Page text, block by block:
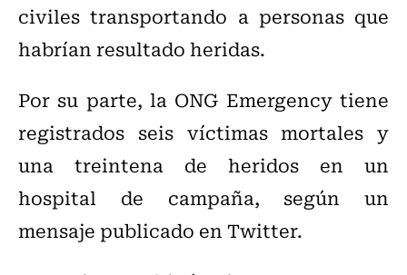
civiles transportando a personas que
habrían resultado heridas.
Por su parte, la ONG Emergency tiene
registrados seis víctimas mortales y
una treintena de heridos en un
hospital de campaña, según un
mensaje publicado en Twitter.